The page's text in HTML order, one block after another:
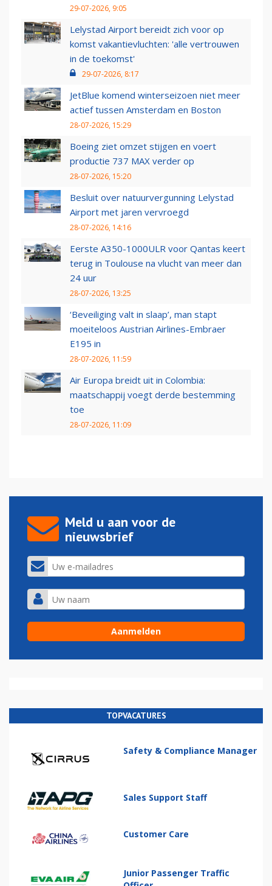
29-07-2026, 9:05
Lelystad Airport bereidt zich voor op
komst vakantievluchten: 'alle vertrouwen
in de toekomst'
29-07-2026, 8:17
JetBlue komend winterseizoen niet meer
actief tussen Amsterdam en Boston
28-07-2026, 15:29
Boeing ziet omzet stijgen en voert
productie 737 MAX verder op
28-07-2026, 15:20
Besluit over natuurvergunning Lelystad
Airport met jaren vervroegd
28-07-2026, 14:16
Eerste A350-1000ULR voor Qantas keert
terug in Toulouse na vlucht van meer dan
24 uur
28-07-2026, 13:25
‘Beveiliging valt in slaap’, man stapt
moeiteloos Austrian Airlines-Embraer
E195 in
28-07-2026, 11:59
Air Europa breidt uit in Colombia:
maatschappij voegt derde bestemming
toe
28-07-2026, 11:09
Meld u aan voor de
nieuwsbrief
TOPVACATURES
Safety & Compliance Manager
Sales Support Staff
Customer Care
Junior Passenger Traffic